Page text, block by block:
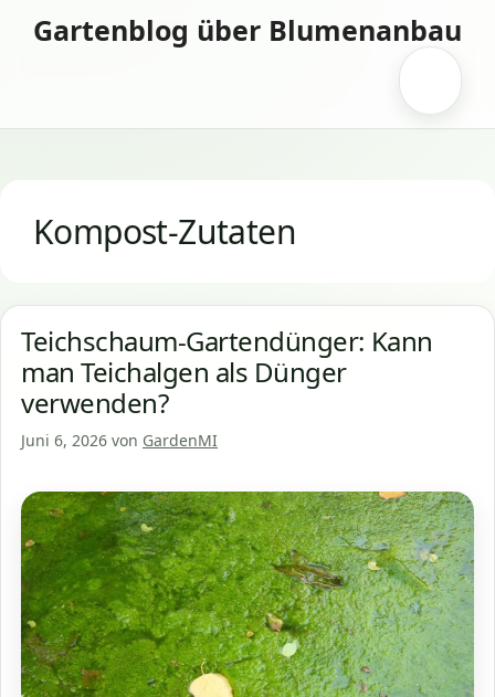
InhaltGartenblog über Blumenanbau
Kompost-Zutaten
Teichschaum-Gartendünger: Kann
man Teichalgen als Dünger
verwenden?
Juni 6, 2026 von GardenMI